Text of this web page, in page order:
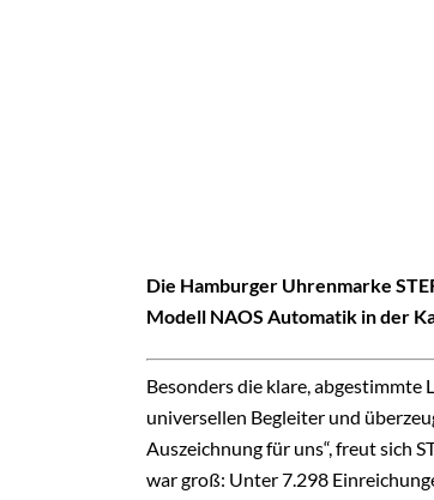
Die Hamburger Uhrenmarke
Modell NAOS Automatik in der
Besonders die klare, abgestimmte
universellen Begleiter und
Auszeichnung für uns“, freut sich
war groß: Unter 7.298